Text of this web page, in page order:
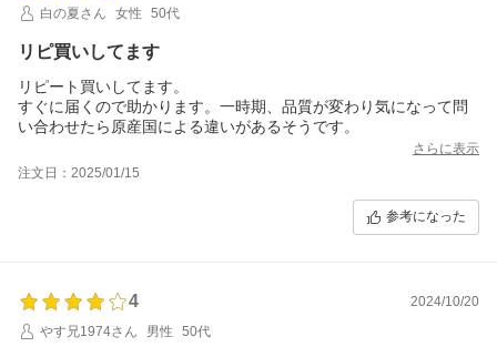
白の夏さん
女性 50代
リピ買いしてます
リピート買いしてます。
すぐに届くので助かります。一時期、品質が変わり気になって問
い合わせたら原産国による違いがあるそうです。
さらに表示
注文日：2025/01/15
参考になった
4
2024/10/20
やす兄1974さん
男性 50代